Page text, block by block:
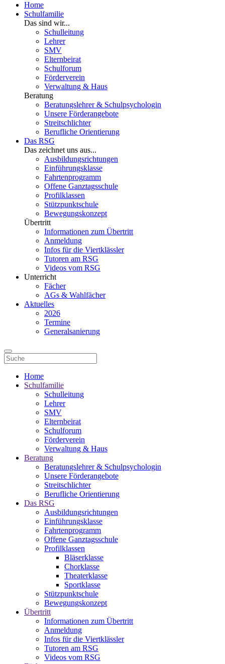
Home
Schulfamilie
Das sind wir...
Schulleitung
Lehrer
SMV
Elternbeirat
Schulforum
Förderverein
Verwaltung & Haus
Beratung
Beratungslehrer & Schulpsychologin
Unsere Förderangebote
Streitschlichter
Berufliche Orientierung
Das RSG
Das zeichnet uns aus...
Ausbildungsrichtungen
Einführungsklasse
Fahrtenprogramm
Offene Ganztagsschule
Profilklassen
Stützpunktschule
Bewegungskonzept
Übertritt
Informationen zum Übertritt
Anmeldung
Infos für die Viertklässler
Tutoren am RSG
Videos vom RSG
Unterricht
Fächer
AGs & Wahlfächer
Aktuelles
2026
Termine
Generalsanierung
Home
Schulfamilie
Schulleitung
Lehrer
SMV
Elternbeirat
Schulforum
Förderverein
Verwaltung & Haus
Beratung
Beratungslehrer & Schulpsychologin
Unsere Förderangebote
Streitschlichter
Berufliche Orientierung
Das RSG
Ausbildungsrichtungen
Einführungsklasse
Fahrtenprogramm
Offene Ganztagsschule
Profilklassen
Bläserklasse
Chorklasse
Theaterklasse
Sportklasse
Stützpunktschule
Bewegungskonzept
Übertritt
Informationen zum Übertritt
Anmeldung
Infos für die Viertklässler
Tutoren am RSG
Videos vom RSG